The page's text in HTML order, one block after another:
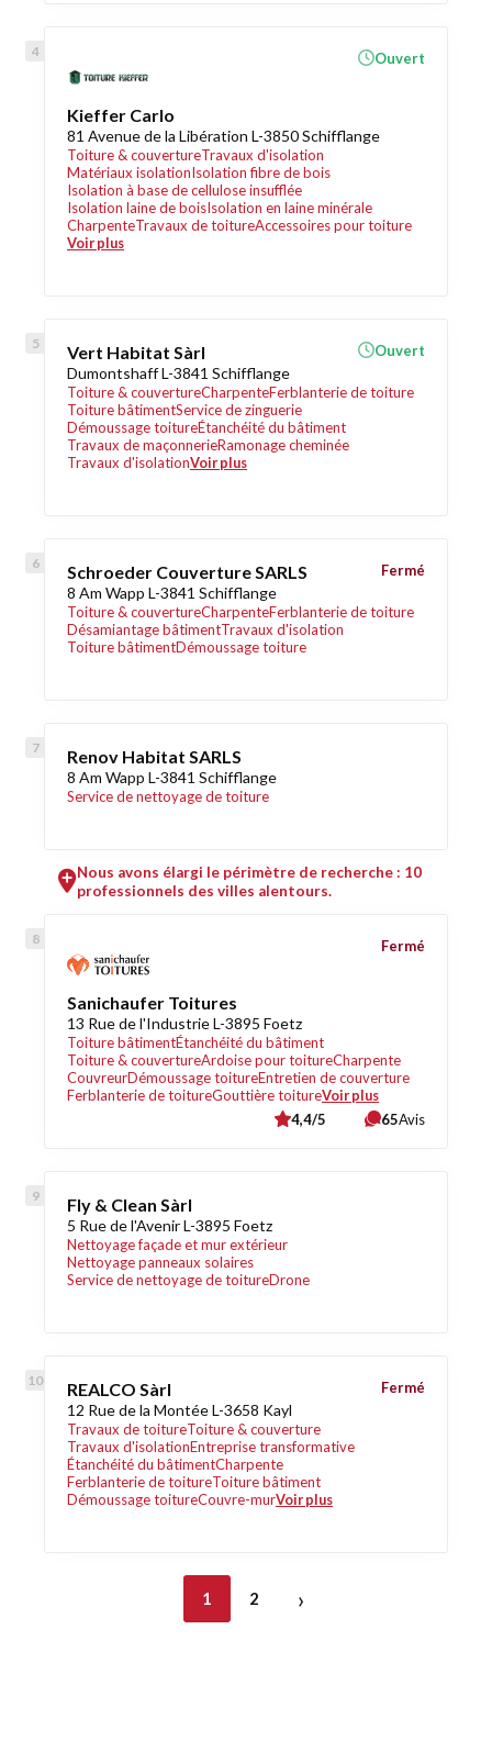
Kieffer Carlo
81 Avenue de la Libération L-3850 Schifflange
Toiture & couvertureTravaux d'isolation
Matériaux isolationIsolation fibre de bois
Isolation à base de cellulose insufflée
Isolation laine de boisIsolation en laine minérale
CharpenteTravaux de toitureAccessoires pour toiture
Voir plus
Ouvert
Vert Habitat Sàrl
Dumontshaff L-3841 Schifflange
Toiture & couvertureCharpenteFerblanterie de toiture
Toiture bâtimentService de zinguerie
Démoussage toitureÉtanchéité du bâtiment
Travaux de maçonnerieRamonage cheminée
Travaux d'isolationVoir plus
Ouvert
Schroeder Couverture SARLS
8 Am Wapp L-3841 Schifflange
Toiture & couvertureCharpenteFerblanterie de toiture
Désamiantage bâtimentTravaux d'isolation
Toiture bâtimentDémoussage toiture
Fermé
Renov Habitat SARLS
8 Am Wapp L-3841 Schifflange
Service de nettoyage de toiture
Nous avons élargi le périmètre de recherche : 10
professionnels des villes alentours.
Sanichaufer Toitures
13 Rue de l'Industrie L-3895 Foetz
Toiture bâtimentÉtanchéité du bâtiment
Toiture & couvertureArdoise pour toitureCharpente
CouvreurDémoussage toitureEntretien de couverture
Ferblanterie de toitureGouttière toitureVoir plus
Fermé
4,4/5 65Avis
Fly & Clean Sàrl
5 Rue de l'Avenir L-3895 Foetz
Nettoyage façade et mur extérieur
Nettoyage panneaux solaires
Service de nettoyage de toitureDrone
REALCO Sàrl
12 Rue de la Montée L-3658 Kayl
Travaux de toitureToiture & couverture
Travaux d'isolationEntreprise transformative
Étanchéité du bâtimentCharpente
Ferblanterie de toitureToiture bâtiment
Démoussage toitureCouvre-murVoir plus
Fermé
1 2 ›